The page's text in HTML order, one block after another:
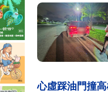
心虛踩油門撞